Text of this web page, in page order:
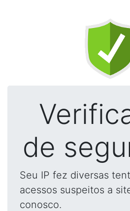
de
Seu IP fez diversas
acessos suspeitos a
conosco.